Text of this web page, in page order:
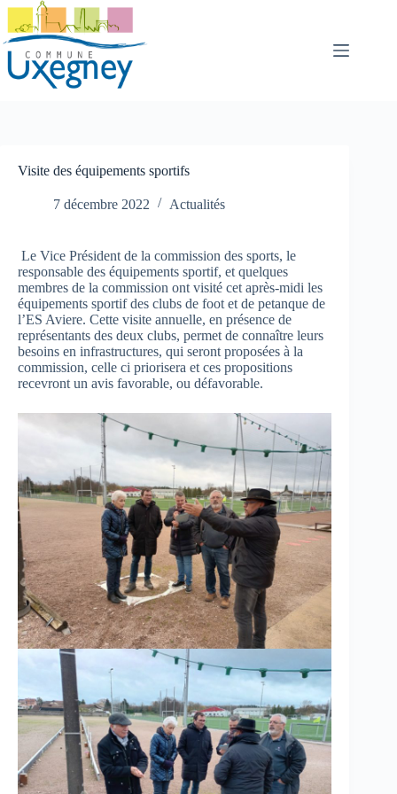
Passer
contenu
Visite des équipements sportifs
7 décembre 2022 Actualités
Le Vice Président de la commission des sports, le
responsable des équipements sportif, et quelques
membres de la commission ont visité cet après-midi les
équipements sportif des clubs de foot et de petanque de
l’ES Aviere. Cette visite annuelle, en présence de
représentants des deux clubs, permet de connaître leurs
besoins en infrastructures, qui seront proposées à la
commission, celle ci priorisera et ces propositions
recevront un avis favorable, ou défavorable.